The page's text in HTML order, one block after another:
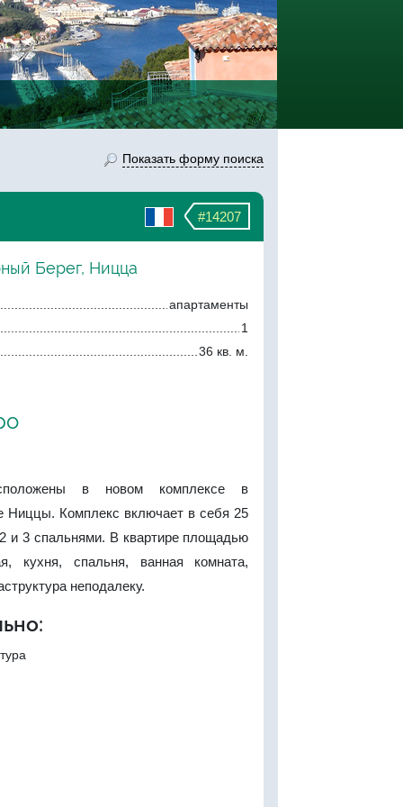
Показать форму поиска
#14207
Берег, Ницца
апартаменты
1
36 кв. м.
в новом комплексе в
Ниццы. Комплекс включает в себя 25
и 3 спальнями. В квартире площадью
кухня, спальня, ванная комната,
неподалеку.